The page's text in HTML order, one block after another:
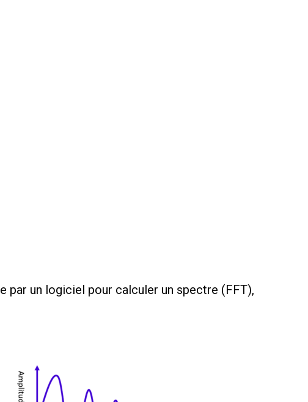
par un logiciel pour calculer un spectre (FFT),